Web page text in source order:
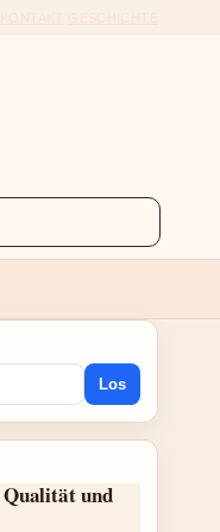
Los
Qualität und